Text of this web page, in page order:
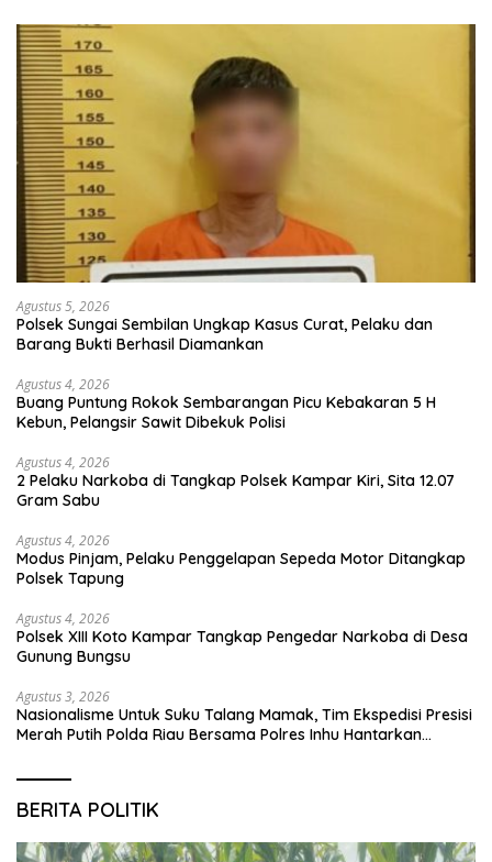
Agustus 5, 2026
Polsek Sungai Sembilan Ungkap Kasus Curat, Pelaku dan
Barang Bukti Berhasil Diamankan
Agustus 4, 2026
Buang Puntung Rokok Sembarangan Picu Kebakaran 5 H
Kebun, Pelangsir Sawit Dibekuk Polisi
Agustus 4, 2026
2 Pelaku Narkoba di Tangkap Polsek Kampar Kiri, Sita 12.07
Gram Sabu
Agustus 4, 2026
Modus Pinjam, Pelaku Penggelapan Sepeda Motor Ditangkap
Polsek Tapung
Agustus 4, 2026
Polsek XIII Koto Kampar Tangkap Pengedar Narkoba di Desa
Gunung Bungsu
Agustus 3, 2026
Nasionalisme Untuk Suku Talang Mamak, Tim Ekspedisi Presisi
Merah Putih Polda Riau Bersama Polres Inhu Hantarkan
BERITA POLITIK